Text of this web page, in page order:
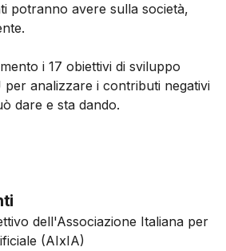
potranno avere sulla società,
i 17 obiettivi di sviluppo
per analizzare i contributi negativi
dare e sta dando.
dell'Associazione Italiana per
(AIxIA)